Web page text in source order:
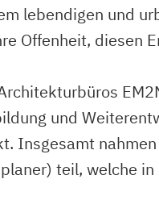
lebendigen und
Offenheit, diesen
und
Insgesamt
teil, welche